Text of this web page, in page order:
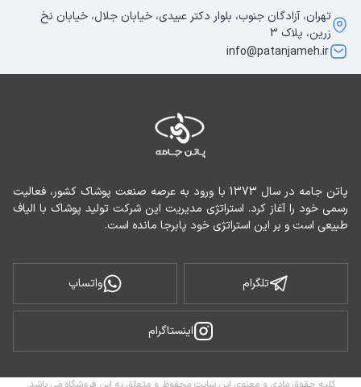
طبیعی است و بر این استراتژی خود پابرجا مانده است.
تلگرام واتساپ
اینستاگرام
تهران، آزادگان جنوب، بلوار دکتر عبیدی، خیابان جلال، خیابان نخ
زرین، پلاک 3
info@patanjameh.ir